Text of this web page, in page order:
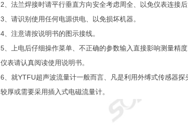
2、法兰焊接时请平行垂直方向安全考虑周全、以免仪表连接
3、请识别使用任何电源供电、以免损坏机器。
4、注意请按说明书的图示接线。
5、上电后仔细操作菜单、不正确的参数输入直接影响测量精
仪表请认真阅读使用说明书。
6、就YTFU超声波流量计一般而言、凡是利用外缚式传感器
较厚或需要采用插入式电磁流量计。